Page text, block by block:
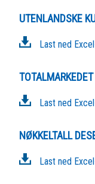
UTENLANDSKE
Last ned
Last ned
NØKKELTALL
Last ned